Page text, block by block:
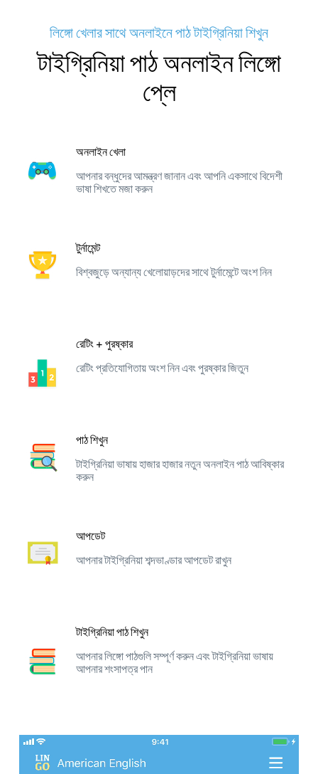
লিঙ্গো খেলার সাথে অনলাইনে পাঠ টাইগ্রিনিয়া শিখুন
টাইগ্রিনিয়া পাঠ অনলাইন লিঙ্গো
প্লে
অনলাইন খেলা
আপনার বন্ধুদের আমন্ত্রণ জানান এবং আপনি একসাথে বিদেশী
ভাষা শিখতে মজা করুন
টুর্নামেন্ট
বিশ্বজুড়ে অন্যান্য খেলোয়াড়দের সাথে টুর্নামেন্টে অংশ নিন
রেটিং + পুরষ্কার
রেটিং প্রতিযোগিতায় অংশ নিন এবং পুরষ্কার জিতুন
পাঠ শিখুন
টাইগ্রিনিয়া ভাষায় হাজার হাজার নতুন অনলাইন পাঠ আবিষ্কার
করুন
আপডেট
আপনার টাইগ্রিনিয়া শব্দভাণ্ডার আপডেট রাখুন
টাইগ্রিনিয়া পাঠ শিখুন
আপনার লিঙ্গো পাঠগুলি সম্পূর্ণ করুন এবং টাইগ্রিনিয়া ভাষায়
আপনার শংসাপত্র পান